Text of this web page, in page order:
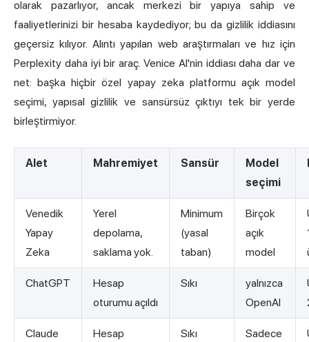
olarak pazarlıyor, ancak merkezi bir yapıya sahip ve
faaliyetlerinizi bir hesaba kaydediyor; bu da gizlilik iddiasını
geçersiz kılıyor. Alıntı yapılan web araştırmaları ve hız için
Perplexity daha iyi bir araç. Venice AI'nin iddiası daha dar ve
net: başka hiçbir özel yapay zeka platformu açık model
seçimi, yapısal gizlilik ve sansürsüz çıktıyı tek bir yerde
birleştirmiyor.
Alet Mahremiyet Sansür
Model
seçimi
Venedik
Yapay
Zeka
Yerel
depolama,
saklama yok.
Minimum
(yasal
taban)
Birçok
açık
model
ChatGPT
Hesap
oturumu açıldı
Sıkı
yalnızca
OpenAI
Claude
Hesap
Sıkı
Sadece